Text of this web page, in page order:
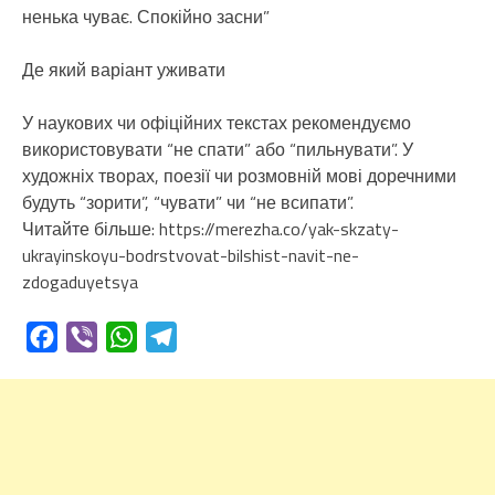
ненька чуває. Спокійно засни”
Де який варіант уживати
У наукових чи офіційних текстах рекомендуємо
використовувати “не спати” або “пильнувати”. У
художніх творах, поезії чи розмовній мові доречними
будуть “зорити”, “чувати” чи “не всипати”.
Читайте більше: https://merezha.co/yak-skzaty-
ukrayinskoyu-bodrstvovat-bilshist-navit-ne-
zdogaduyetsya
Facebook
Viber WhatsApp